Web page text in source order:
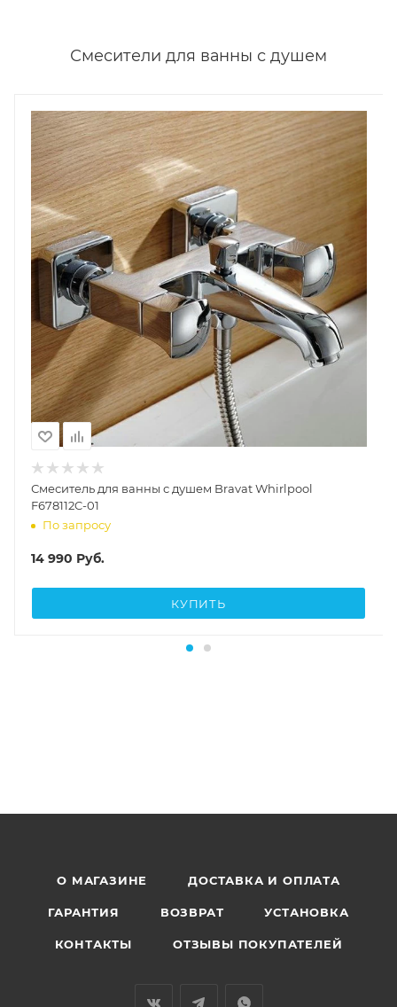
Смесители для ванны с душем
Смеситель для ванны с душем Bravat Whirlpool
F678112C-01
По запросу
14 990 Руб.
КУПИТЬ
О МАГАЗИНЕ ДОСТАВКА И ОПЛАТА
ГАРАНТИЯ ВОЗВРАТ УСТАНОВКА
КОНТАКТЫ ОТЗЫВЫ ПОКУПАТЕЛЕЙ